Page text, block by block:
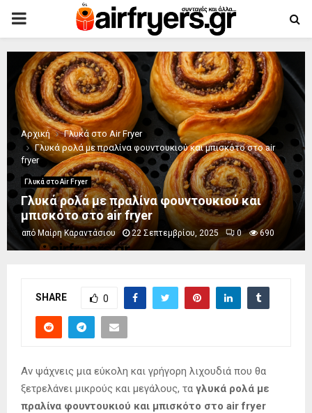
PRIMARY
MENU
Αρχική
Γλυκά στο Air Fryer
Γλυκά ρολά με πραλίνα φουντουκιού και μπισκότο στο air
fryer
Γλυκά στο Air Fryer
Γλυκά ρολά με πραλίνα φουντουκιού και
μπισκότο στο air fryer
από Μαίρη Καραντάσιου 22 Σεπτεμβρίου, 2025 0 690
SHARE 0
Αν ψάχνεις μια εύκολη και γρήγορη λιχουδιά που θα
ξετρελάνει μικρούς και μεγάλους, τα γλυκά ρολά με
πραλίνα φουντουκιού και μπισκότο στο air fryer